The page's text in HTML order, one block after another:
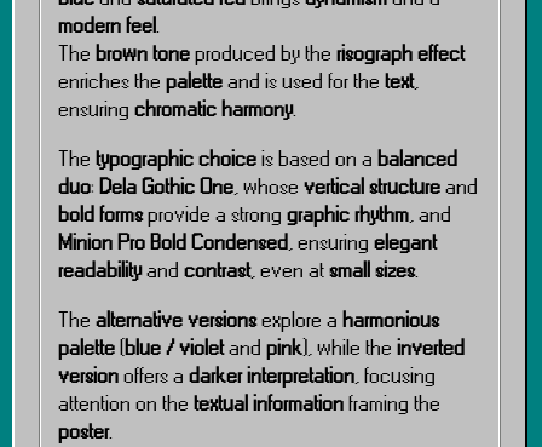
modern feel.
The brown toneproduced by the risograph effect
enriches the paletteand is used for the text,
ensuring chromatic harmony.
The typographic choiceis based on a balanced
duo: Dela Gothic One, whose vertical structureand
bold formsprovide a strong graphic rhythm, and
Minion Pro Bold Condensed, ensuring elegant
readabilityand contrast, even atsmall sizes.
The alternative versionsexplore a harmonious
palette(blue / violetand pink), while the inverted
versionoffers a darker interpretation, focusing
attention on the textual informationframing the
poster.